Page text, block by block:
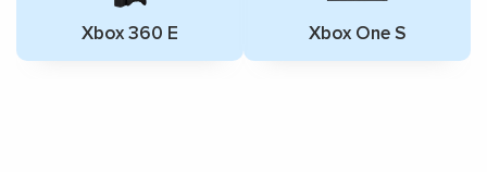
Xbox 360 E Xbox One S